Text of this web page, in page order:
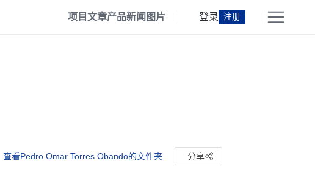
项目文章产品新闻 图片 登录 注册
查看Pedro Omar Torres Obando的文件夹 分享